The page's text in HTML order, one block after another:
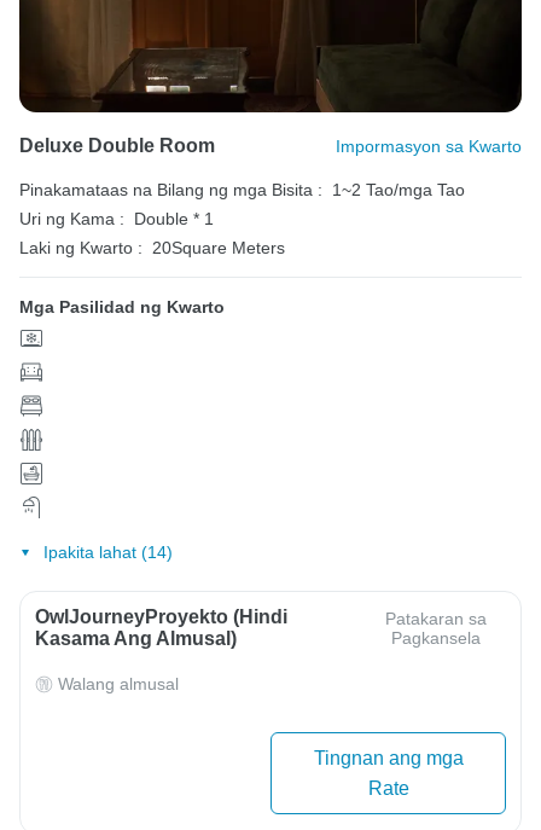
Deluxe Double Room Impormasyon sa Kwarto
Pinakamataas na Bilang ng mga Bisita :
1~2 Tao/mga Tao
Uri ng Kama :
Double * 1
Laki ng Kwarto : 20Square Meters
Mga Pasilidad ng Kwarto
Ipakita lahat (14)
OwlJourneyProyekto (Hindi
Kasama Ang Almusal)
Patakaran sa
Pagkansela
Walang almusal
Tingnan ang mga
Rate